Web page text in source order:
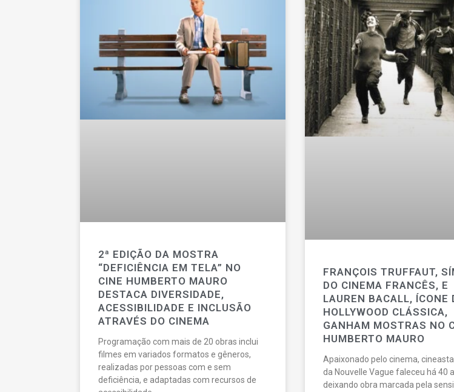
2ª EDIÇÃO DA MOSTRA
“DEFICIÊNCIA EM TELA” NO
CINE HUMBERTO MAURO
DESTACA DIVERSIDADE,
ACESSIBILIDADE E INCLUSÃO
ATRAVÉS DO CINEMA
Programação com mais de 20 obras inclui
filmes em variados formatos e gêneros,
realizadas por pessoas com e sem
deficiência, e adaptadas com recursos de
FRANÇOIS TRUFFAUT,
DO CINEMA FRANCÊS, E
LAUREN BACALL, ÍCONE
HOLLYWOOD CLÁSSICA,
GANHAM MOSTRAS NO
HUMBERTO MAURO
Apaixonado pelo cinema, cineasta
da Nouvelle Vague faleceu há 40
deixando obra marcada pela